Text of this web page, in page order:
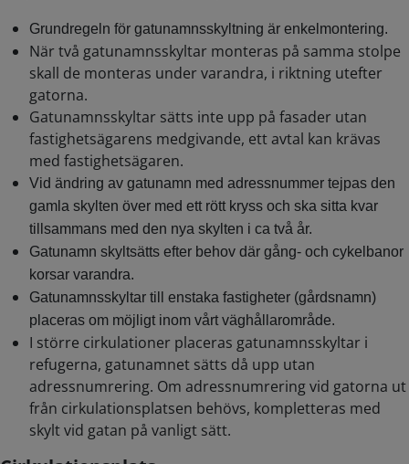
Grundregeln för gatunamnsskyltning är enkelmontering.
När två gatunamnsskyltar monteras på samma stolpe
skall de monteras under varandra, i riktning utefter
gatorna.
Gatunamnsskyltar sätts inte upp på fasader utan
fastighetsägarens medgivande, ett avtal kan krävas
med fastighetsägaren.
Vid ändring av gatunamn med adressnummer tejpas den
gamla skylten över med ett rött kryss och ska sitta kvar
tillsammans med den nya skylten i ca två år.
Gatunamn skyltsätts efter behov där gång- och cykelbanor
korsar varandra.
Gatunamnsskyltar till enstaka fastigheter (gårdsnamn)
placeras om möjligt inom vårt väghållarområde.
I större cirkulationer placeras gatunamnsskyltar i
refugerna, gatunamnet sätts då upp utan
adressnumrering. Om adressnumrering vid gatorna ut
från cirkulationsplatsen behövs, kompletteras med
skylt vid gatan på vanligt sätt.